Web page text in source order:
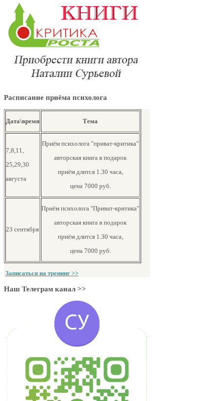
Расписание приёма психолога
Дата\время Тема
7,8,11,
25,29,30
августа
Приём психолога "приват-критика"
авторская книга в подарок
приём длится 1.30 часа,
цена 7000 руб.
23 сентября
Приём психолога "Приват-критика"
авторская книга в подарок
приём длится 1.30 часа,
цена 7000 руб.
Записаться на тренинг >>
Наш Телеграм канал >>